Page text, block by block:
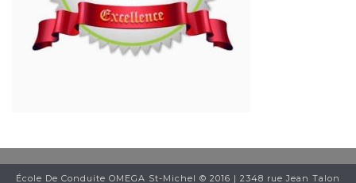
École De Conduite OMEGA St-Michel © 2016 | 2348 rue Jean Talon